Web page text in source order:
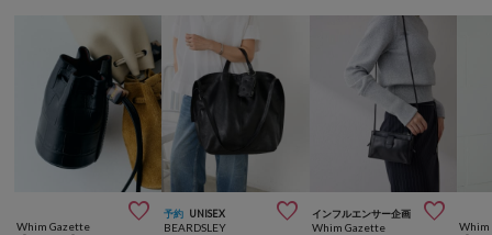

Whim Gazette
予約 UNISEX 
BEARDSLEY
インフルエンサー企画 
Whim Gazette
Whim